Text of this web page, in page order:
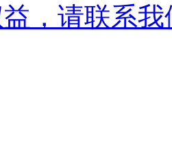
，请联系